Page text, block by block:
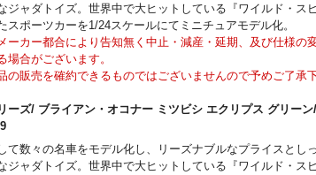
ジャダトイズ。世界中で大ヒットしている『ワイルド・ス
スポーツカーを1/24スケールにてミニチュアモデル化。
ーカー都合により告知無く中止・減産・延期、及び仕様の
場合がございます。
販売を確約できるものではございませんので予めご了承下
ーズ/ ブライアン・オコナー ミツビシ エクリプス グリー
て数々の名車をモデル化し、リーズナブルなプライスとし
ジャダトイズ。世界中で大ヒットしている『ワイルド・ス